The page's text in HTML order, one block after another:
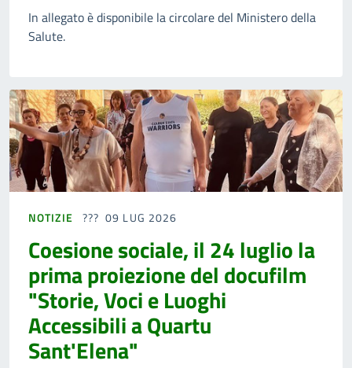
In allegato è disponibile la circolare del Ministero della
Salute.
NOTIZIE 09 LUG 2026
Coesione sociale, il 24 luglio la
prima proiezione del docufilm
"Storie, Voci e Luoghi
Accessibili a Quartu
Sant'Elena"